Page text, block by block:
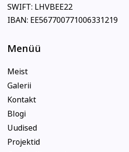
SWIFT: LHVBEE22
IBAN: EE567700771006331219
Menüü
Meist
Galerii
Kontakt
Blogi
Uudised
Projektid